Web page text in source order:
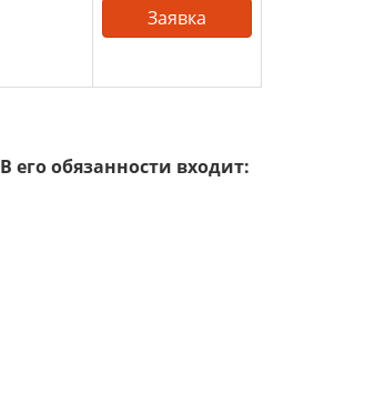
Заявка
В его обязанности входит: